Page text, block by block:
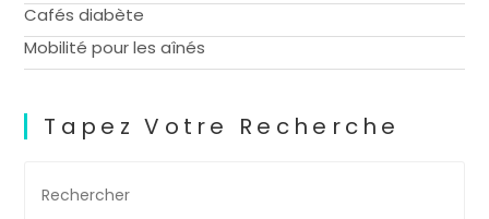
Cafés diabète
Mobilité pour les aînés
Tapez Votre Recherche